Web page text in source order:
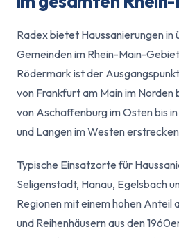
Radex bietet Haussanierungen in
Gemeinden im Rhein-Main-
Rödermark ist der
von Frankfurt am Main im Norden
von Aschaffenburg im Osten bis
und Langen im Westen
Typische Einsatzorte für
Seligenstadt, Hanau, Egelsbach
Regionen mit einem hohen Anteil
und Reihenhäusern aus den